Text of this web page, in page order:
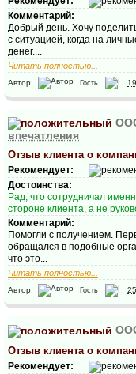
Комментарий:
Добрый день. Хочу
с ситуацией, когда на
денег....
Читать полностью...
Автор: Гость
впечатления
Отзыв клиента о
Рекомендует:
Достоинства:
Рад, что сотрудничал
стороне клиента, а не
Комментарий:
Помогли с получением.
обращался в подобные
что это...
Читать полностью...
Автор: Гость
Отзыв клиента о
Рекомендует: